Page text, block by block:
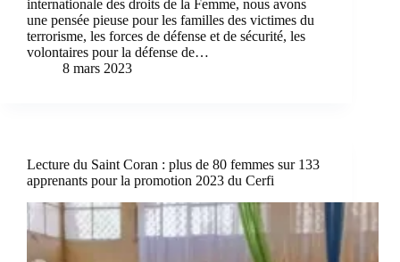
internationale des droits de la Femme, nous avons
une pensée pieuse pour les familles des victimes du
terrorisme, les forces de défense et de sécurité, les
volontaires pour la défense de…
8 mars 2023
Lecture du Saint Coran : plus de 80 femmes sur 133
apprenants pour la promotion 2023 du Cerfi